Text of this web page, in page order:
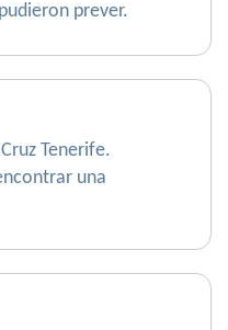
prever.
Tenerife.
una